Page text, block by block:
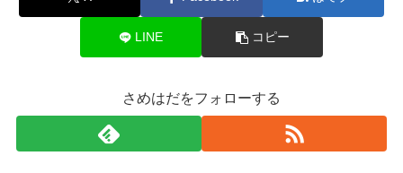
LINE コピー
さめはだをフォローする